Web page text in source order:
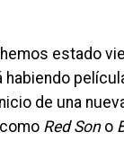
estado
habiendo
de una
Red Sono